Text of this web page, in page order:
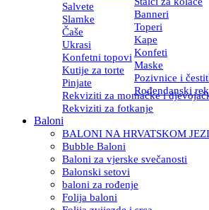
Salvete
Slamke
Banneri
Čaše
Toperi
Ukrasi
Kape
Konfetni topovi Konfeti
Kutije za torte
Maske
Pinjate
Pozivnice i
Rekviziti za momačke i
Rođendanski
Rekviziti za fotkanje
Baloni
BALONI NA HRVATSKOM
Bubble Baloni
Baloni za vjerske svečanosti
Balonski setovi
baloni za rođenje
Folija baloni